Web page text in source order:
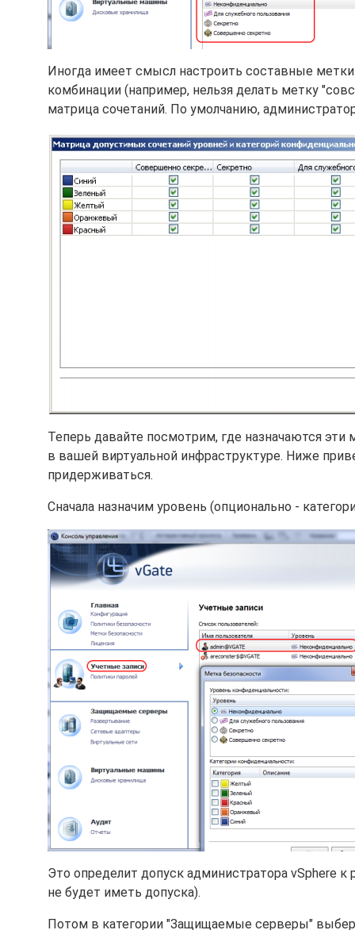
Иногда имеет смысл настроить составные
комбинации (например, нельзя делать метку
матрица сочетаний. По умолчанию,
Теперь давайте посмотрим, где назначаются
в вашей виртуальной инфраструктуре. Ниже
придерживаться.
Сначала назначим уровень (опционально -
Это определит допуск администратора vSphere
не будет иметь допуска).
Потом в категории "Защищаемые серверы"